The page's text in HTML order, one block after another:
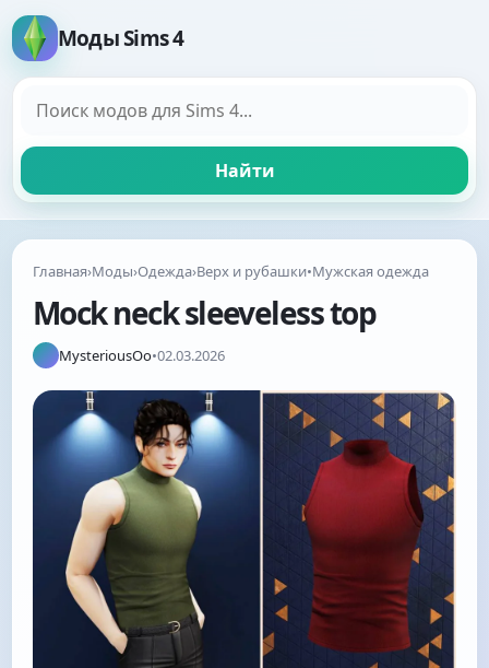
Моды Sims 4
Найти
Главная›Моды›Одежда›Верх и рубашки•Мужская одежда
Mock neck sleeveless top
MysteriousOo•02.03.2026